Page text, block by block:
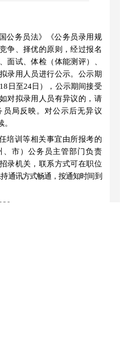
公务员法》《公务员录用规
争、择优的原则，经过报名
面试、体检（体能测评）、
录用人员进行公示。公示期
日至24日），公示期间接受
对拟录用人员有异议的，请
局反映。对公示后无异议
培训等相关事宜由所报考的
、市）公务员主管部门负责
录机关，联系方式可在职位
通讯方式畅通，按通知时间到